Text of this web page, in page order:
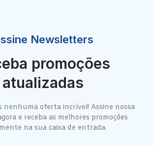
Newsletters
promoções
atualizadas
nenhuma oferta incrível! Assine nossa
e receba as melhores promoções
na sua caixa de entrada.